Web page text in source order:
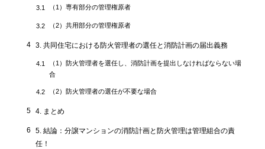
3.1 （1）専有部分の管理権原者
3.2 （2）共用部分の管理権原者
4 3. 共同住宅における防火管理者の選任と消防計画の届出義務
4.1
（1）防火管理者を選任し、消防計画を提出しなければならない場
合
4.2 （2）防火管理者の選任が不要な場合
5 4. まとめ
6
5. 結論：分譲マンションの消防計画と防火管理は管理組合の責
任！